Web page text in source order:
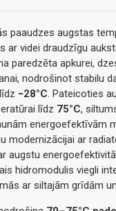
paaudzes augstas
ar videi draudzīgu
paredzēta apkurei,
nodrošinot stabilu
−28°C. Pateicoties
līdz 75°C,
energoefektīvām
modernizācijai ar
augstu
hidromodulis viegli
ar siltajām grīdām